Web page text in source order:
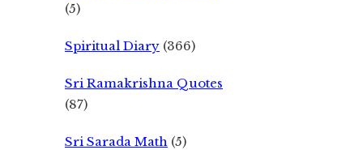
(5)
Spiritual Diary (366)
Sri Ramakrishna Quotes
(87)
Sri Sarada Math (5)